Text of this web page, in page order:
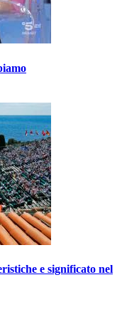
e significato nel